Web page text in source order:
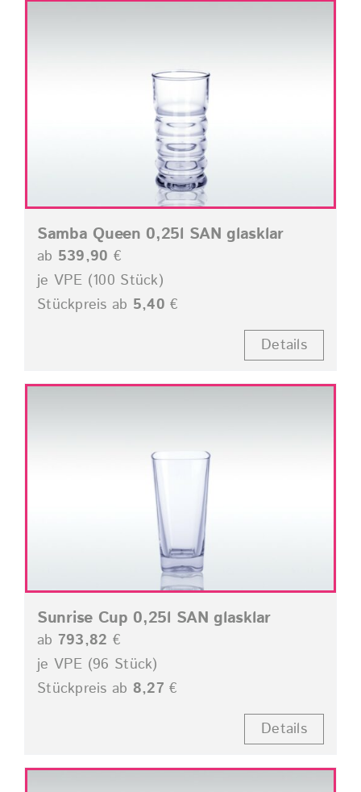
Samba Queen 0,25l SAN glasklar
ab 539,90 €
je VPE (100 Stück)
Stückpreis ab 5,40 €
Details
Sunrise Cup 0,25l SAN glasklar
ab 793,82 €
je VPE (96 Stück)
Stückpreis ab 8,27 €
Details